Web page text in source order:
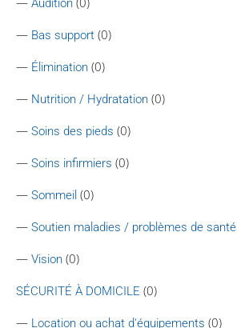
Audition
— Bas support (0)
— Élimination (0)
— Nutrition / Hydratation (0)
— Soins des pieds (0)
— Soins infirmiers (0)
— Sommeil (0)
— Soutien maladies / problèmes de santé
— Vision (0)
SÉCURITÉ À DOMICILE (0)
— Location ou achat d'équipements (0)